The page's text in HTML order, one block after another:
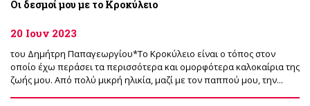
Οι δεσμοί μου με το Κροκύλειο
20 Ιουν 2023
του Δημήτρη Παπαγεωργίου*Το Κροκύλειο είναι ο τόπος στον
οποίο έχω περάσει τα περισσότερα και ομορφότερα καλοκαίρια της
ζωής μου. Από πολύ μικρή ηλικία, μαζί με τον παππού μου, την...